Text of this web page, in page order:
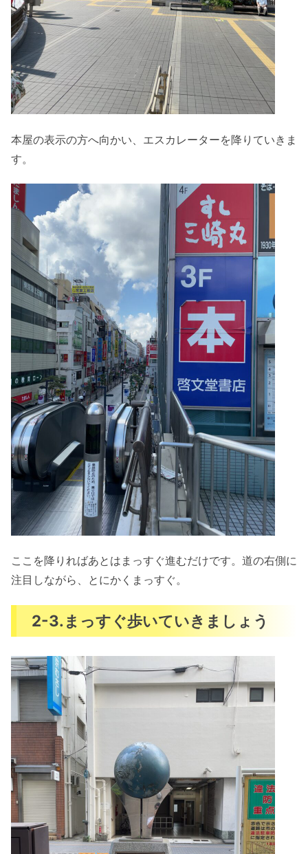
本屋の表示の方へ向かい、エスカレーターを降りていきま
す。
ここを降りればあとはまっすぐ進むだけです。道の右側に
注目しながら、とにかくまっすぐ。
2-3.まっすぐ歩いていきましょう